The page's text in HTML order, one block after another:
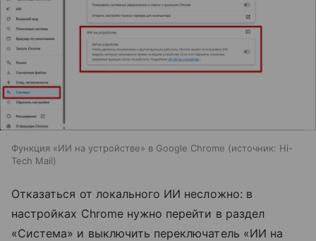
Функция «ИИ на устройстве» в Google Chrome источник: Hi-
Tech Mail
Отказаться от локального ИИ несложно: в
настройках Chrome нужно перейти в раздел
«Система» и выключить переключатель «ИИ на